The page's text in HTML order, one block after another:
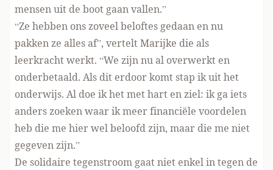
mensen uit de boot gaan vallen.”
“Ze hebben ons zoveel beloftes gedaan en nu
pakken ze alles af”, vertelt Marijke die als
leerkracht werkt. “We zijn nu al overwerkt en
onderbetaald. Als dit erdoor komt stap ik uit het
onderwijs. Al doe ik het met hart en ziel: ik ga iets
anders zoeken waar ik meer financiële voordelen
heb die me hier wel beloofd zijn, maar die me niet
gegeven zijn.”
De solidaire tegenstroom gaat niet enkel in tegen de